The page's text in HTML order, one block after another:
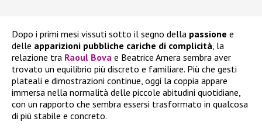
Dopo i primi mesi vissuti sotto il segno della passione e
delle apparizioni pubbliche cariche di complicità , la
relazione tra Raoul Bova e Beatrice Arnera sembra aver
trovato un equilibrio più discreto e familiare. Più che gesti
plateali e dimostrazioni continue, oggi la coppia appare
immersa nella normalità delle piccole abitudini quotidiane,
con un rapporto che sembra essersi trasformato in qualcosa
di più stabile e concreto.